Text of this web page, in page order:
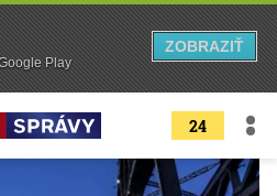
24
Play
ZOBRAZIŤ